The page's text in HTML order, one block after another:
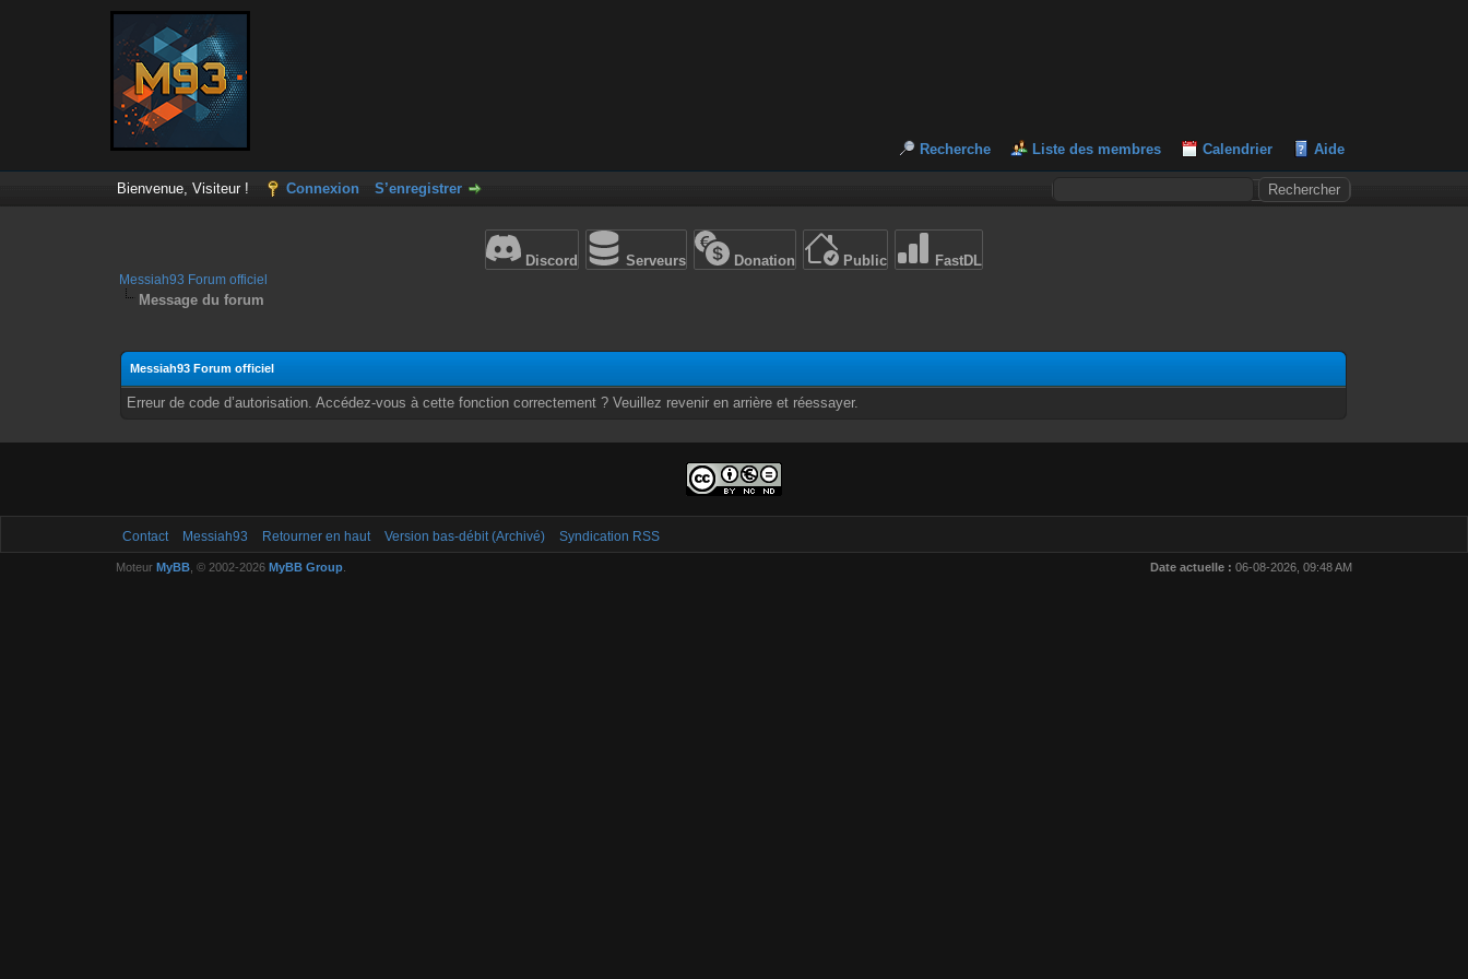
Recherche Liste des membres Calendrier Aide
Bienvenue, Visiteur ! Connexion S’enregistrer
Discord Serveurs Donation Public FastDL
Messiah93 Forum officiel
Message du forum
Messiah93 Forum officiel
Erreur de code d’autorisation. Accédez-vous à cette fonction correctement ? Veuillez revenir en arrière et réessayer.
Contact Messiah93 Retourner en haut Version bas-débit (Archivé) Syndication RSS
Date actuelle : 06-08-2026, 09:48 AM
Moteur MyBB, © 2002-2026 MyBB Group.